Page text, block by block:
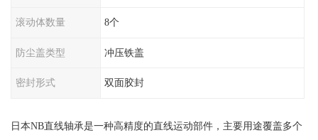
滚动体数量 8个
防尘盖类型 冲压铁盖
密封形式 双面胶封
日本NB直线轴承是一种高精度的直线运动部件，主要用途覆盖多个